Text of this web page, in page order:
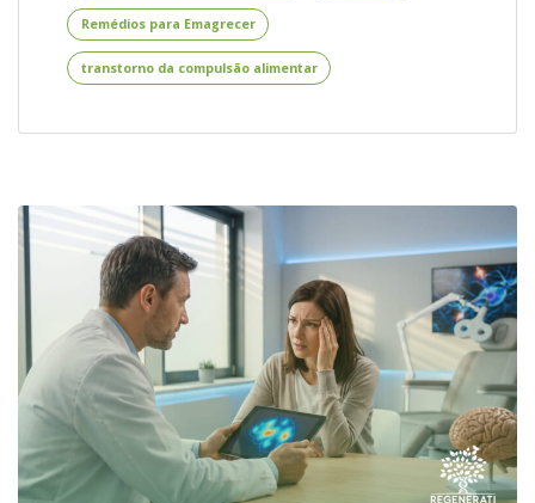
de
Medicamentos
para
Emagrecer
Remédios para Emagrecer
transtorno da compulsão alimentar